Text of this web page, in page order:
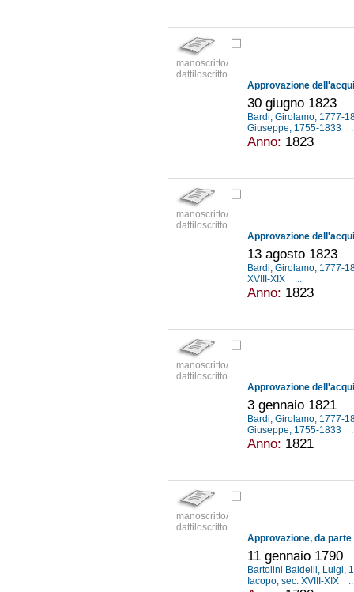
manoscritto/
dattiloscritto
30 giugno 1823
Bardi, Girolamo, 1777-
Giuseppe, 1755-1833
Anno: 1823
manoscritto/
dattiloscritto
13 agosto 1823
Bardi, Girolamo, 1777-
XVIII-XIX
...
Anno: 1823
manoscritto/
dattiloscritto
3 gennaio 1821
Bardi, Girolamo, 1777-
Giuseppe, 1755-1833
Anno: 1821
manoscritto/
dattiloscritto
11 gennaio 1790
Bartolini Baldelli, Luigi,
Iacopo, sec. XVIII-XIX